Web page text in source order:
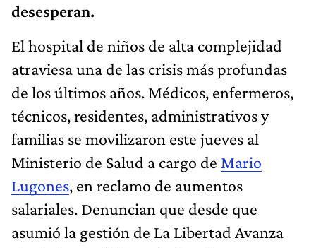
desesperan.
El hospital de niños de alta complejidad
atraviesa una de las crisis más profundas
de los últimos años. Médicos, enfermeros,
técnicos, residentes, administrativos y
familias se movilizaron este jueves al
Ministerio de Salud a cargo de Mario
Lugones, en reclamo de aumentos
salariales. Denuncian que desde que
asumió la gestión de La Libertad Avanza